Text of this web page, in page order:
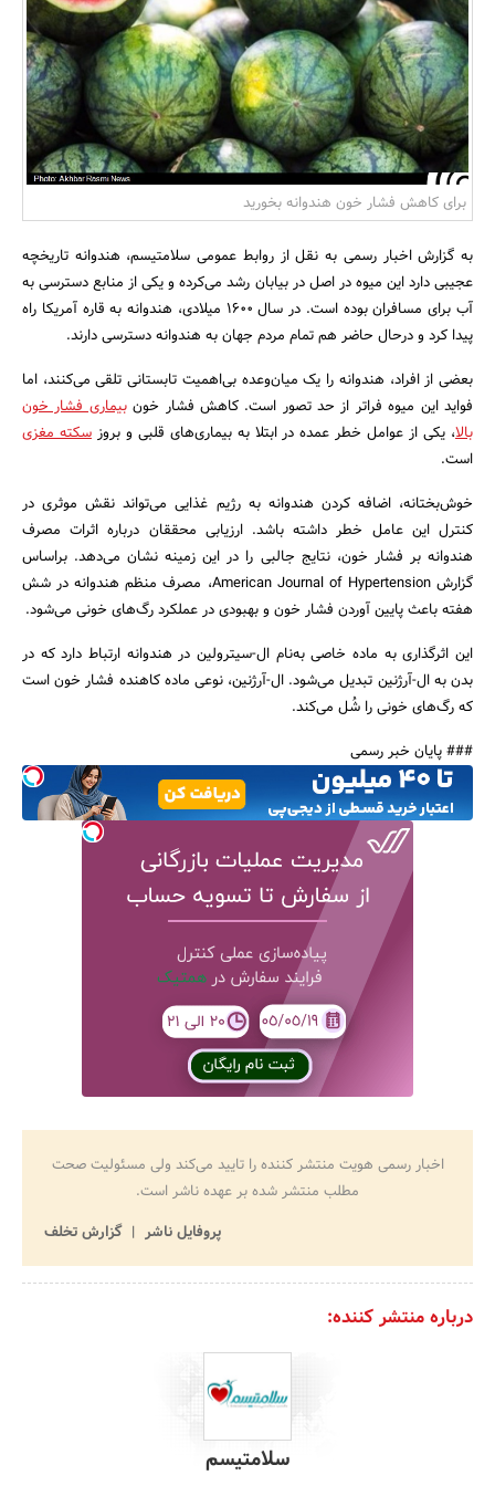
بانک، بیمه و سرمایه
مسکن و ساختمان
برای کاهش فشار خون هندوانه بخورید
به گزارش اخبار رسمی به نقل از روابط عمومی سلامتیسم، هندوانه تاریخچه
عجیبی دارد این میوه در اصل در بیابان رشد می‌کرده و یکی از منابع دسترسی به
آب برای مسافران بوده است. در سال 1600 میلادی، هندوانه به قاره آمریکا راه
پیدا کرد و درحال حاضر هم تمام مردم جهان به هندوانه دسترسی دارند.
بعضی از افراد، هندوانه را یک میان‌وعده بی‌اهمیت تابستانی تلقی می‌کنند، اما
فواید این میوه فراتر از حد تصور است. کاهش فشار خونبیماری فشار خون
بالا، یکی از عوامل خطر عمده در ابتلا به بیماری‌های قلبی و بروزسکته مغزی
است.
خوش‌بختانه، اضافه کردن هندوانه به رژیم غذایی می‌تواند نقش موثری در
کنترل این عامل خطر داشته باشد. ارزیابی محققان درباره اثرات مصرف
هندوانه بر فشار خون، نتایج جالبی را در این زمینه نشان می‌دهد. براساس
گزارش American Journal of Hypertension، مصرف منظم هندوانه در شش
هفته باعث پایین آوردن فشار خون و بهبودی در عملکرد رگ‌های خونی می‌شود.
این اثرگذاری به ماده خاصی به‌نام ال-سیترولین در هندوانه ارتباط دارد که در
بدن به ال-آرژنین تبدیل می‌شود. ال-آرژنین، نوعی ماده کاهنده فشار خون است
که رگ‌های خونی را شُل می‌کند.
### پایان خبر رسمی
اخبار رسمی هویت منتشر کننده را تایید می‌کند ولی مسئولیت صحت
مطلب منتشر شده بر عهده ناشر است.
پروفایل ناشر
گزارش تخلف
درباره منتشر کننده:
سلامتیسم